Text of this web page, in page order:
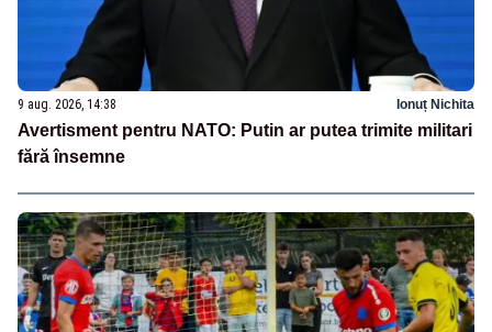
9 aug. 2026, 14:38 Ionuț Nichita
Avertisment pentru NATO: Putin ar putea trimite militari
fără însemne